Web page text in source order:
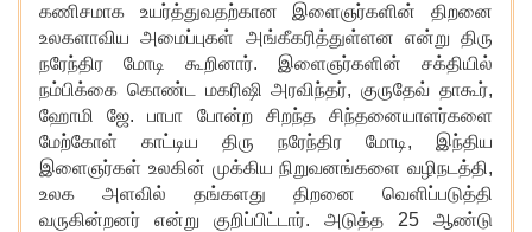
கணிசமாக உயர்த்துவதற்கான இளைஞர்களின் திறனை
உலகளாவிய அமைப்புகள் அங்கீகரித்துள்ளன என்று திரு
நரேந்திர மோடி கூறினார். இளைஞர்களின் சக்தியில்
நம்பிக்கை கொண்ட மகரிஷி அரவிந்தர், குருதேவ் தாகூர்,
ஹோமி ஜே. பாபா போன்ற சிறந்த சிந்தனையாளர்களை
மேற்கோள் காட்டிய திரு நரேந்திர மோடி, இந்திய
இளைஞர்கள் உலகின் முக்கிய நிறுவனங்களை வழிநடத்தி,
உலக அளவில் தங்களது திறனை வெளிப்படுத்தி
வருகின்றனர் என்று குறிப்பிட்டார். அடுத்த 25 ஆண்டு